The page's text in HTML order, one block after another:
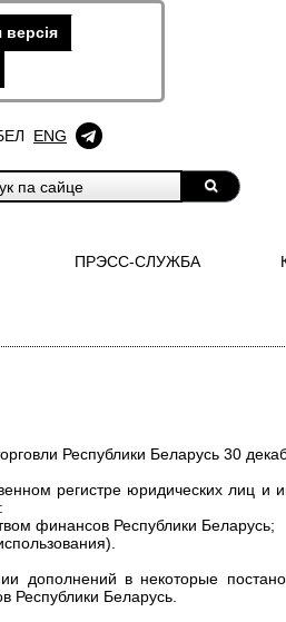
версiя
ENG
ПРЭСС-СЛУЖБА
Республики Беларусь 30
регистре юридических лиц и
финансов Республики Беларусь;
дополнений в некоторые
Республики Беларусь.